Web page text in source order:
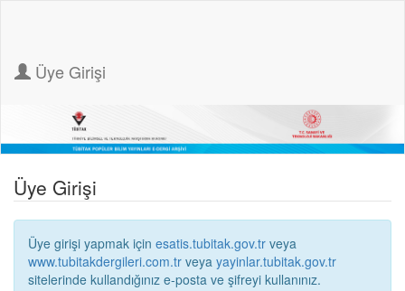
Üye Girişi
Üye Girişi
Üye girişi yapmak için esatis.tubitak.gov.tr veya
www.tubitakdergileri.com.tr veya yayinlar.tubitak.gov.tr
sitelerinde kullandığınız e-posta ve şifreyi kullanınız.